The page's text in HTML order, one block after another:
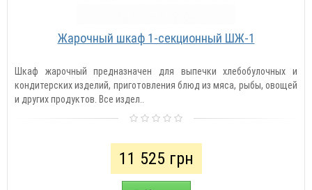
Жарочный шкаф 1-секционный ШЖ-1
Шкаф жарочный предназначен для выпечки хлебобулочных и
кондитерских изделий, приготовления блюд из мяса, рыбы, овощей
и других продуктов. Все издел..
11 525 грн